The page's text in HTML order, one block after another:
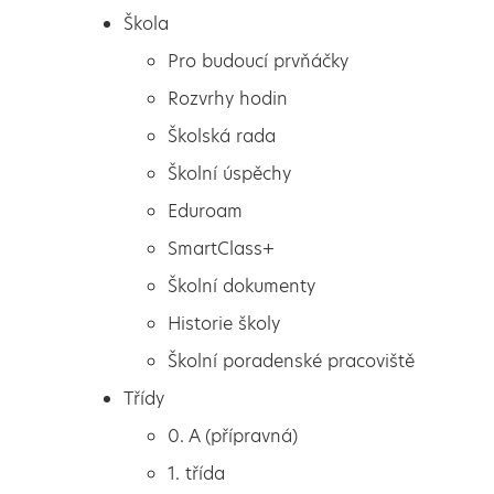
Pro budoucí prvňáčky
Rozvrhy hodin
Školská rada
Škola
Pro budoucí prvňáčky
Rozvrhy hodin
Školská rada
Školní úspěchy
Eduroam
SmartClass+
Školní dokumenty
Historie školy
Školní poradenské pracoviště
Třídy
0. A (přípravná)
1. třída
Blíží se jaro